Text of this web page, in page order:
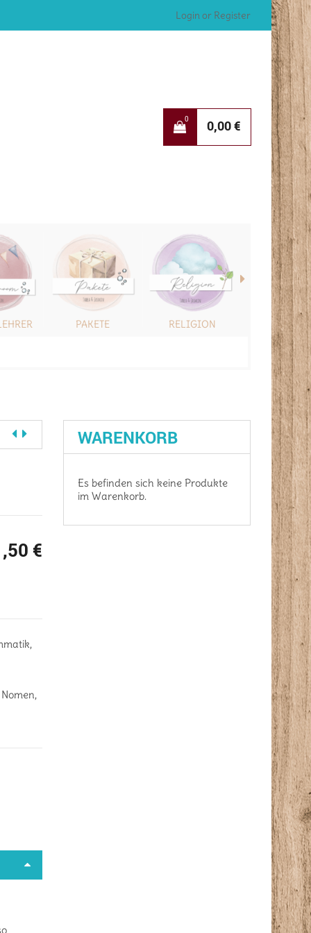
Login or Register
0 0,00€
PAKETE RELIGION
€
,
Nomen,
WARENKORB
Es befinden sich keine Produkte
im Warenkorb.